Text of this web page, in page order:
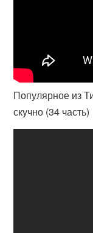
Популярное из
скучно (34 часть)